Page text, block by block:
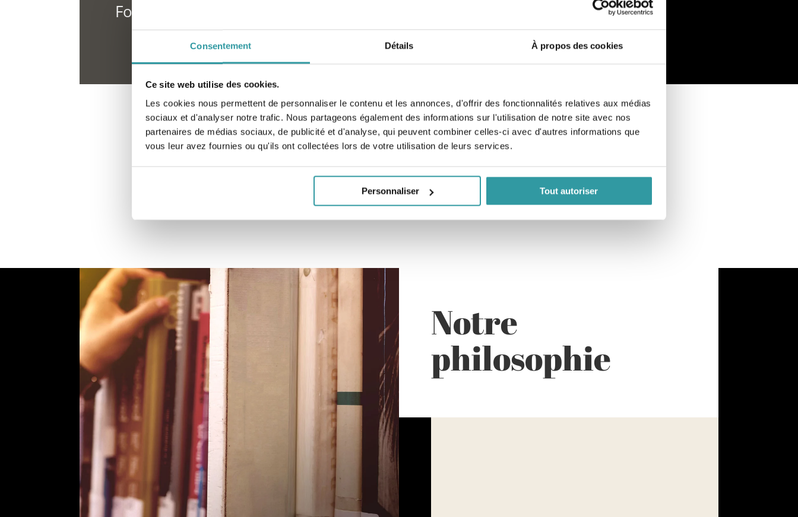
Consentement Détails À propos des cookies
Ce site web utilise des cookies.
Les cookies nous permettent de personnaliser le contenu et les annonces, d'offrir des fonctionnalités relatives aux médias
sociaux et d'analyser notre trafic. Nous partageons également des informations sur l'utilisation de notre site avec nos
partenaires de médias sociaux, de publicité et d'analyse, qui peuvent combiner celles-ci avec d'autres informations que
vous leur avez fournies ou qu'ils ont collectées lors de votre utilisation de leurs services.
Personnaliser Tout autoriser
Formation Psychanalyse à Eygalières
Notre
philosophie